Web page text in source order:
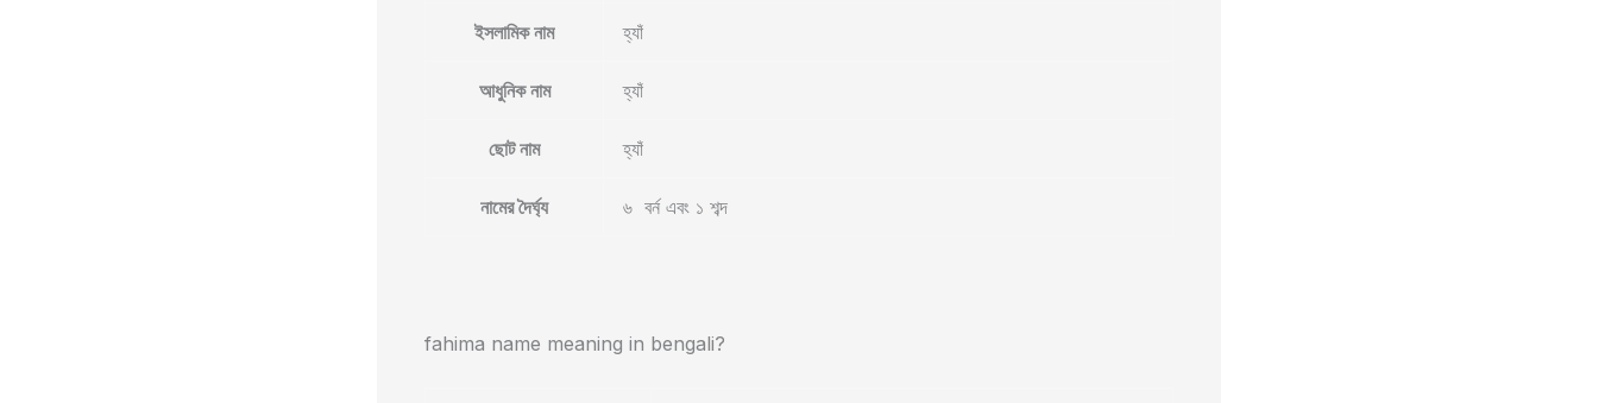
ইসলামিক নাম হ্যাঁ
আধুনিক নাম হ্যাঁ
ছোট নাম হ্যাঁ
নামের দৈর্ঘ্য ৬ বর্ন এবং ১ শব্দ
fahima name meaning in bengali?